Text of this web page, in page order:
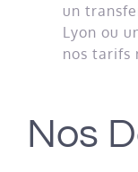
un
Lyon ou
nos tarifs
Nos